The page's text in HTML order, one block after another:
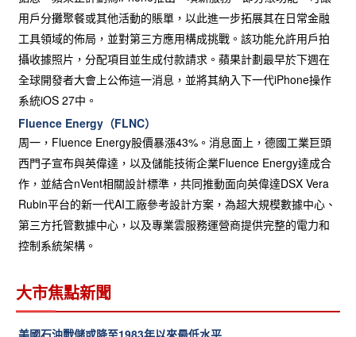
用戶分攤聚餐或其他活動的賬單，以此進一步拓展其在日常金融
工具領域的佈局，並對第三方應用構成挑戰。該功能允許用戶拍
攝收據照片，分配項目並生成付款請求。蘋果計劃最早於下週在
全球開發者大會上公佈這一消息，並將其納入下一代iPhone操作
系統iOS 27中。
Fluence Energy（FLNC）
周一，Fluence Energy股價暴漲43%。消息面上，德國工業巨頭
西門子宣布與英偉達，以及儲能技術企業Fluence Energy達成合
作，並結合nVent相關設計標準，共同推動面向英偉達DSX Vera
Rubin平台的新一代AI工廠參考設計方案，為超大規模數據中心、
第三方托管數據中心，以及專業雲服務運營商提供完整的電力和
控制系統架構。
大市焦點新聞
美國石油戰儲或降至1983年以來最低水平